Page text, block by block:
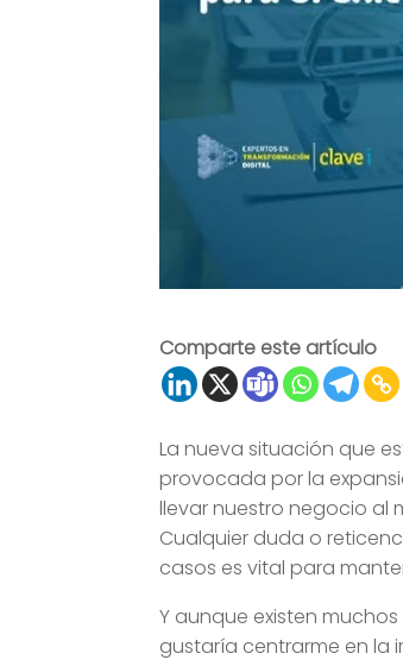
Comparte este artículo
La nueva situación que
provocada por la
llevar nuestro negocio al
Cualquier duda o
casos es vital para
Y aunque existen
gustaría centrarme en la